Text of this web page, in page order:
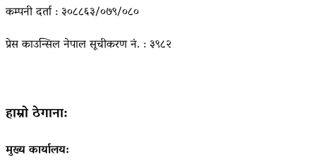
कम्पनी दर्ता : ३०८८६३/०७९/०८०
प्रेस काउन्सिल नेपाल सूचीकरण नं. : ३९८२
हाम्रो ठेगाना:
मुख्य कार्यालय: